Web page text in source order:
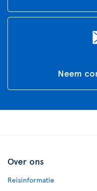
Neem
Over ons
Reisinformatie